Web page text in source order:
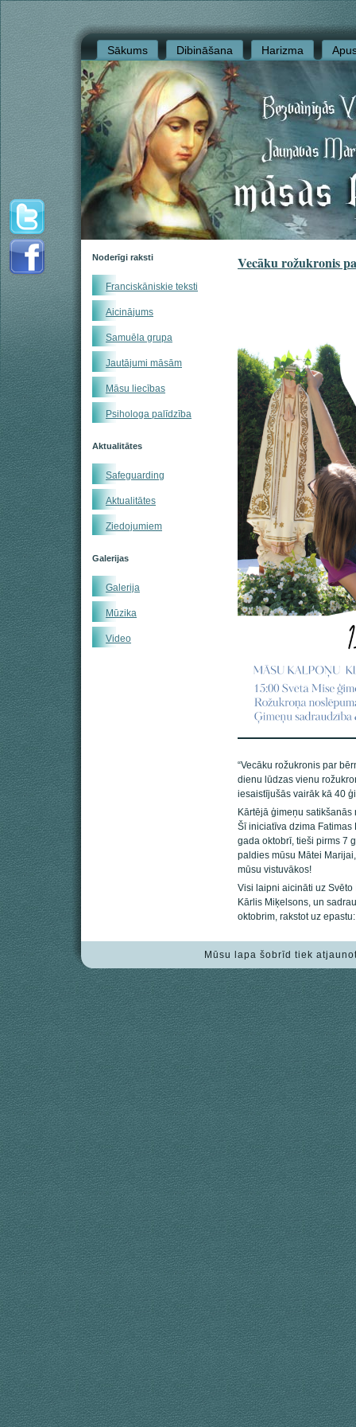
Sākums Dibināšana Harizma
Noderīgi raksti
Franciskāniskie teksti
Aicinājums
Samuēla grupa
Jautājumi māsām
Māsu liecības
Psihologa palīdzība
Aktualitātes
Safeguarding
Aktualitātes
Ziedojumiem
Galerijas
Galerija
Mūzika
Video
Vecāku rožukronis
“Vecāku rožukronis par
dienu lūdzas vienu
iesaistījušās vairāk kā 40
Kārtējā ģimeņu
Šī iniciatīva dzima
gada oktobrī, tieši pirms 7
paldies mūsu Mātei
mūsu vistuvākos!
Visi laipni aicināti uz Svēto
Kārlis Miķelsons, un
oktobrim, rakstot uz
Mūsu lapa šobrīd tiek